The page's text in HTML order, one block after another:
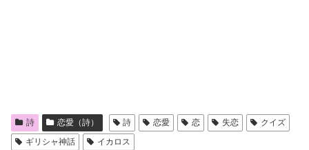
詩 恋愛（詩） 詩 恋愛 恋 失恋
クイズ
ギリシャ神話
イカロス